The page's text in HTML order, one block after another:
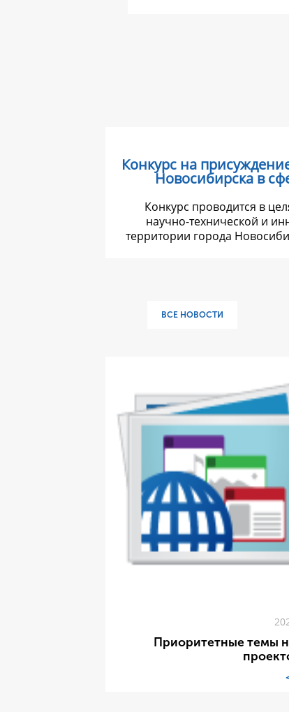
Конкурс на
Новосибирска в
Конкурс проводится в
научно-технической и
территории города
ВСЕ НОВОСТИ
Приоритетные темы